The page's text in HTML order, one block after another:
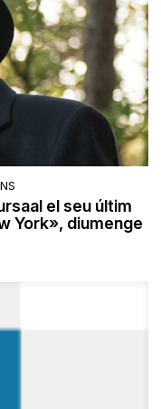
el seu últim
York», diumenge